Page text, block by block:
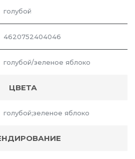
голубой
4620752404046
голубой/зеленое яблоко
ЦВЕТА
голубой;зеленое яблоко